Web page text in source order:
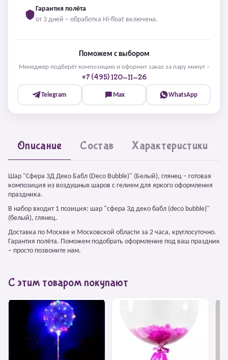
Гарантия полёта
от 3 дней – обработка Hi-float включена.
Поможем с выбором
Менеджер подберёт композицию и оформит заказ за пару минут –
+7 (495) 120-11-26
Telegram Max WhatsApp
Описание Состав Характеристики
Шар "Сфера 3Д Деко Бабл (Deco Bubble)" (Белый), глянец – готовая
композиция из воздушных шаров с гелием для яркого оформления
праздника.
В набор входит 1 позиция: шар "сфера 3д деко бабл (deco bubble)"
(белый), глянец.
Доставка по Москве и Московской области за 2 часа, круглосуточно.
Гарантия полёта. Поможем подобрать оформление под ваш праздник
– просто позвоните нам.
С этим товаром покупают